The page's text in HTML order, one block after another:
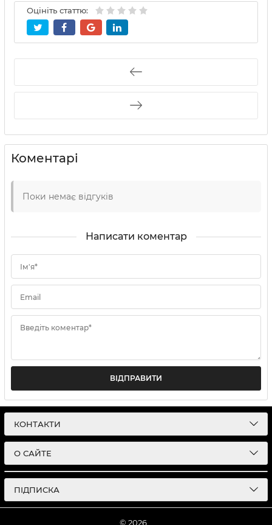
Оцініть статтю:
Коментарі
Поки немає відгуків
Написати коментар
Ім'я*
Email
Введіть коментар*
ВІДПРАВИТИ
КОНТАКТИ
О САЙТЕ
ПІДПИСКА
© 2026